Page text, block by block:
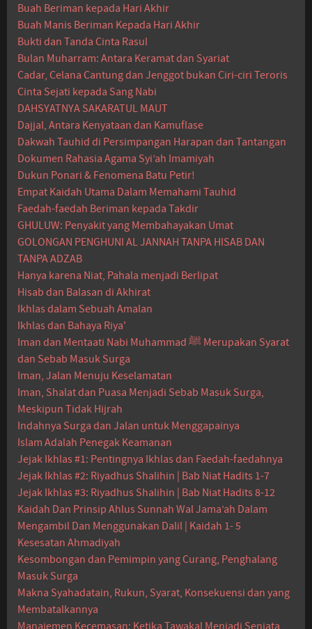
Buah Beriman kepada Hari Akhir
Buah Manis Beriman Kepada Hari Akhir
Bukti dan Tanda Cinta Rasul
Bulan Muharram: Antara Keramat dan Syariat
Cadar, Celana Cantung dan Jenggot bukan Ciri-ciri Teroris
Cinta Sejati kepada Sang Nabi
DAHSYATNYA SAKARATUL MAUT
Dajjal, Antara Kenyataan dan Kamuflase
Dakwah Tauhid di Persimpangan Harapan dan Tantangan
Dokumen Rahasia Agama Syi’ah Imamiyah
Dukun Ponari & Fenomena Batu Petir!
Empat Kaidah Utama Dalam Memahami Tauhid
Faedah-faedah Beriman kepada Takdir
GHULUW: Penyakit yang Membahayakan Umat
GOLONGAN PENGHUNI AL JANNAH TANPA HISAB DAN
TANPA ADZAB
Hanya karena Niat, Pahala menjadi Berlipat
Hisab dan Balasan di Akhirat
Ikhlas dalam Sebuah Amalan
Ikhlas dan Bahaya Riya'
Iman dan Mentaati Nabi Muhammad ﷺ Merupakan Syarat
dan Sebab Masuk Surga
Iman, Jalan Menuju Keselamatan
Iman, Shalat dan Puasa Menjadi Sebab Masuk Surga,
Meskipun Tidak Hijrah
Indahnya Surga dan Jalan untuk Menggapainya
Islam Adalah Penegak Keamanan
Jejak Ikhlas #1: Pentingnya Ikhlas dan Faedah-faedahnya
Jejak Ikhlas #2: Riyadhus Shalihin | Bab Niat Hadits 1-7
Jejak Ikhlas #3: Riyadhus Shalihin | Bab Niat Hadits 8-12
Kaidah Dan Prinsip Ahlus Sunnah Wal Jama’ah Dalam
Mengambil Dan Menggunakan Dalil | Kaidah 1- 5
Kesesatan Ahmadiyah
Kesombongan dan Pemimpin yang Curang, Penghalang
Masuk Surga
Makna Syahadatain, Rukun, Syarat, Konsekuensi dan yang
Membatalkannya
Manajemen Kecemasan: Ketika Tawakal Menjadi Senjata